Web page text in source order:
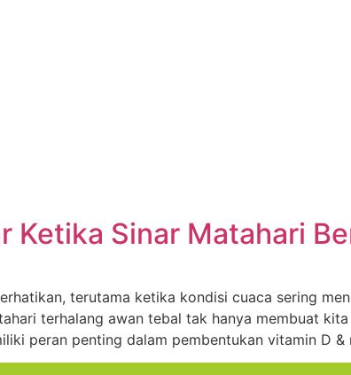
Ketika Sinar Matahari
terutama ketika kondisi cuaca sering
terhalang awan tebal tak hanya membuat
peran penting dalam pembentukan vitamin D